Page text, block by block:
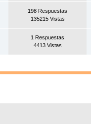
198 Respuestas
135215 Vistas
1 Respuestas
4413 Vistas